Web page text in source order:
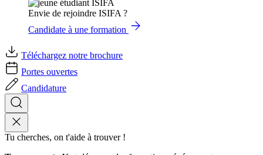
Envie de rejoindre ISIFA ?
Candidate à une formation
Téléchargez notre brochure
Portes ouvertes
Candidature
Tu cherches, on t'aide à trouver !